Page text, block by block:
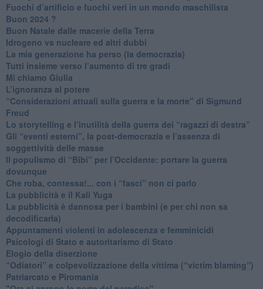
​Fuochi d’artificio e fuochi veri in un mondo maschilista
Buon 2024 ?
​Buon Natale dalle macerie della Terra
​Idrogeno vs nucleare ed altri dubbi
​La mia generazione ha perso (la democrazia)
​Tutti insieme verso l’aumento di tre gradi
Mi chiamo Giulia
L’ignoranza al potere
​“Considerazioni attuali sulla guerra e la morte" di Sigmund
Freud
​Lo storytelling e l’inutilità della guerra dei “ragazzi di destra”
​Gli “eventi esterni”, la post-democrazia e l’assenza di
soggettività delle masse
​Il populismo di “Bibi” per l’Occidente: portare la guerra
dovunque
​Che roba, contessa!... con i “fasci” non ci parlo
La pubblicità e il Kali Yuga
​La pubblicità è dannosa per i bambini (e per chi non sa
decodificarla)
​Appuntamenti violenti in adolescenza e femminicidi
​Psicologi di Stato e autoritarismo di Stato
Elogio della diserzione
“Odiatori” e colpevolizzazione della vittima (“victim blaming”)
​Patriarcato e Piromania